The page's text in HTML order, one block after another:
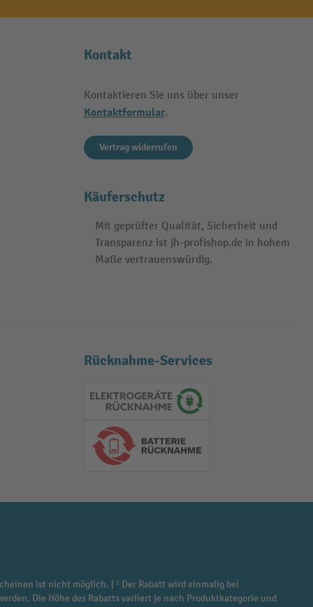
Kontakt
Kontaktieren Sie uns über unser
Kontaktformular.
Vertrag widerrufen
Käuferschutz
Mit geprüfter Qualität, Sicherheit und
Transparenz ist jh-profishop.de in hohem
Maße vertrauenswürdig.
Rücknahme-Services
Elektrogeräte Rückname
Batterie Rückname
ist nicht möglich. | ² Der Rabatt wird einmalig bei
Die Höhe des Rabatts variiert je nach Produktkategorie und